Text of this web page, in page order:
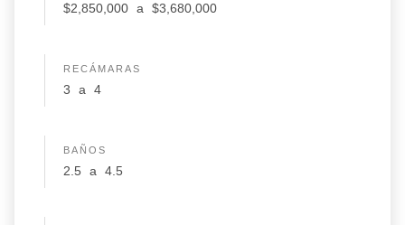
$2,850,000 a $3,680,000
RECÁMARAS
3 a 4
BAÑOS
2.5 a 4.5